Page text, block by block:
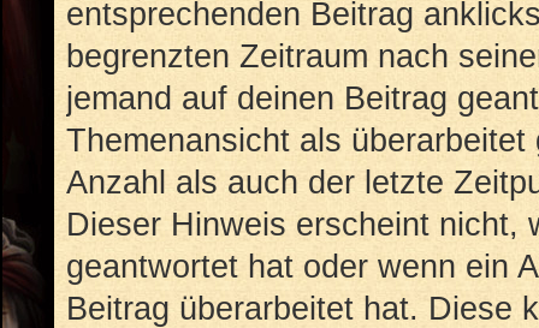
entsprechenden Beitrag
begrenzten Zeitraum nach
jemand auf deinen Beitrag
Themenansicht als
Anzahl als auch der letzte
Dieser Hinweis erscheint nicht,
geantwortet hat oder wenn ein
Beitrag überarbeitet hat. Diese